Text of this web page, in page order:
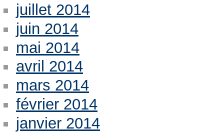
juillet 2014
juin 2014
mai 2014
avril 2014
mars 2014
février 2014
janvier 2014